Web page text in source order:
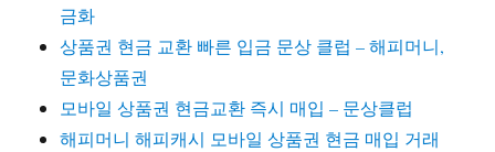
금화
상품권 현금 교환 빠른 입금 문상 클럽 – 해피머니,
문화상품권
모바일 상품권 현금교환 즉시 매입 – 문상클럽
해피머니 해피캐시 모바일 상품권 현금 매입 거래